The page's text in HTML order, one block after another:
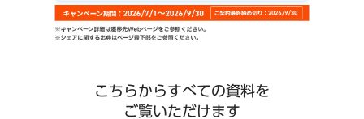
こちらからすべての資料を
ご覧いただけます